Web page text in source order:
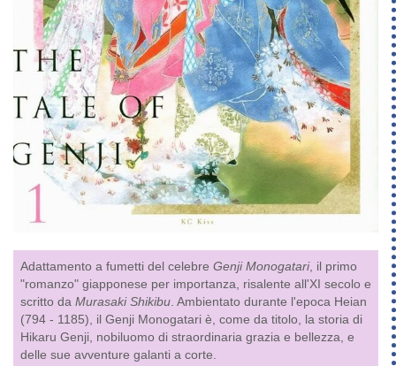
Adattamento a fumetti del celebre Genji Monogatari, il primo
"romanzo" giapponese per importanza, risalente all'XI secolo e
scritto da Murasaki Shikibu . Ambientato durante l'epoca Heian
(794 - 1185), il Genji Monogatari è, come da titolo, la storia di
Hikaru Genji, nobiluomo di straordinaria grazia e bellezza, e
delle sue avventure galanti a corte.